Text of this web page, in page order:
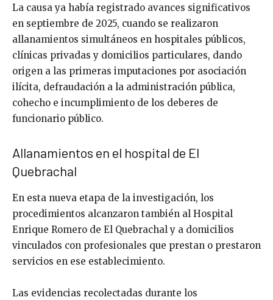
La causa ya había registrado avances significativos
en septiembre de 2025, cuando se realizaron
allanamientos simultáneos en hospitales públicos,
clínicas privadas y domicilios particulares, dando
origen a las primeras imputaciones por asociación
ilícita, defraudación a la administración pública,
cohecho e incumplimiento de los deberes de
funcionario público.
Allanamientos en el hospital de El
Quebrachal
En esta nueva etapa de la investigación, los
procedimientos alcanzaron también al Hospital
Enrique Romero de El Quebrachal y a domicilios
vinculados con profesionales que prestan o prestaron
servicios en ese establecimiento.
Las evidencias recolectadas durante los